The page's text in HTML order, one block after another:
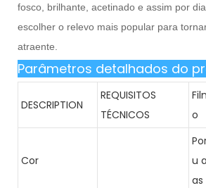
fosco, brilhante, acetinado e assim por
escolher o relevo mais popular para
atraente.
Parâmetros detalhados do
DESCRIPTION
REQUISITOS
TÉCNICOS
o
Cor
u